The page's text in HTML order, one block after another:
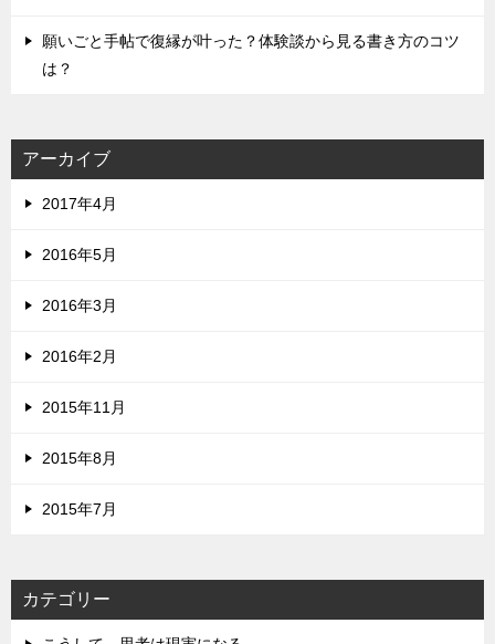
願いごと手帖で復縁が叶った？体験談から見る書き方のコツ
は？
アーカイブ
2017年4月
2016年5月
2016年3月
2016年2月
2015年11月
2015年8月
2015年7月
カテゴリー